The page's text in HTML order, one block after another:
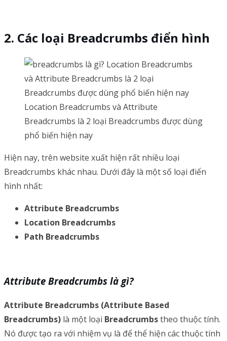
Các loại Breadcrumbs điển hình
Location Breadcrumbs và Attribute
Breadcrumbs là 2 loại Breadcrumbs được dùng
phổ biến hiện nay
Hiện nay, trên website xuất hiện rất nhiều loại
Breadcrumbs khác nhau. Dưới đây là một số loại điển
hình nhất:
Attribute Breadcrumbs
Location Breadcrumbs
Path Breadcrumbs
Attribute Breadcrumbs là gì?
Attribute Breadcrumbs (Attribute Based
Breadcrumbs) là một loại Breadcrumbstheo thuộc tính.
Nó được tạo ra với nhiệm vụ là để thể hiện các thuộc tính